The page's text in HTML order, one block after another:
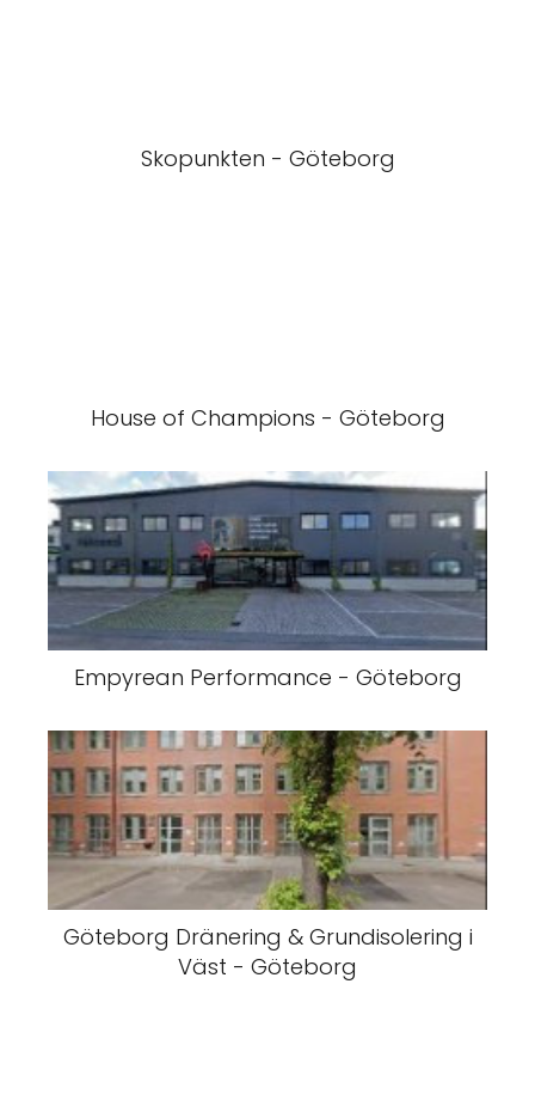
Skopunkten - Göteborg
House of Champions - Göteborg
Empyrean Performance - Göteborg
Göteborg Dränering & Grundisolering i
Väst - Göteborg